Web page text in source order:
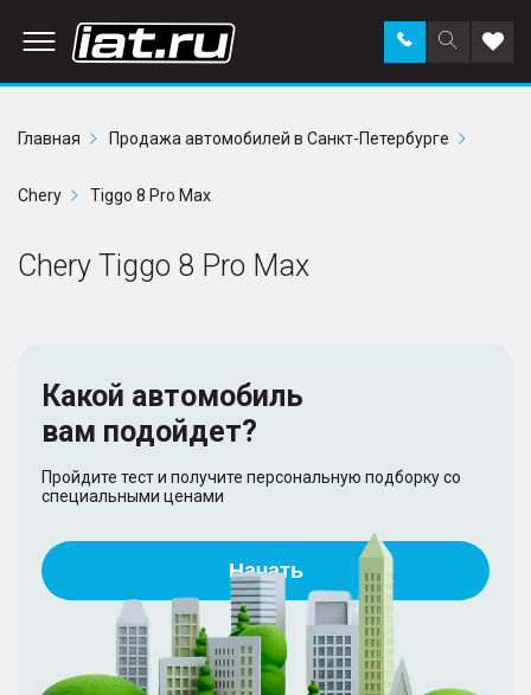
Поиск
по
Заказать
звонок в
Главная
Продажа автомобилей в Санкт-Петербурге
Chery Tiggo 8 Pro Max
Chery Tiggo 8 Pro Max
Какой автомобиль
вам подойдет?
Пройдите тест и получите персональную подборку со
специальными ценами
Начать